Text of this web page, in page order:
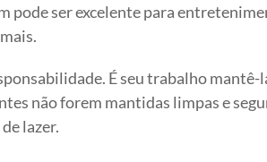
pode ser excelente para
É seu trabalho mantê-
não forem mantidas limpas e
lazer.